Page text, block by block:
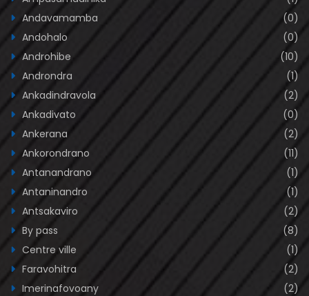
Andavamamba
(0)
Andohalo
(0)
Androhibe
(10)
Androndra
(1)
Ankadindravola
(2)
Ankadivato
(0)
Ankerana
(2)
Ankorondrano
(11)
Antanandrano
(1)
Antaninandro
(1)
Antsakaviro
(2)
By pass
(8)
Centre ville
(1)
Faravohitra
(2)
Imerinafovoany
(2)